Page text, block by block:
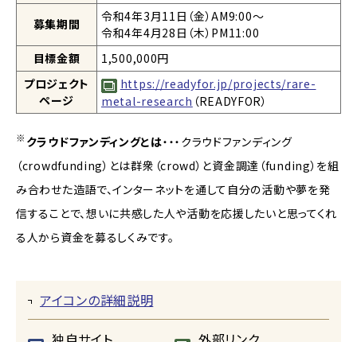
募集期間
令和4年3月11日（金）AM9:00～
令和4年4月28日（木）PM11:00
目標金額
1,500,000円
プロジェクト
ページ
https://readyfor.jp/projects/rare-
metal-research （READYFOR）
※ クラウドファンディングとは・・・クラウドファンディング
（crowdfunding）とは群衆（crowd）と資金調達（funding）を組
み合わせた造語で、インターネットを通して自分の活動や夢を発
信することで、想いに共感した人や活動を応援したいと思ってくれ
る人から資金を募るしくみです。
アイコンの詳細説明